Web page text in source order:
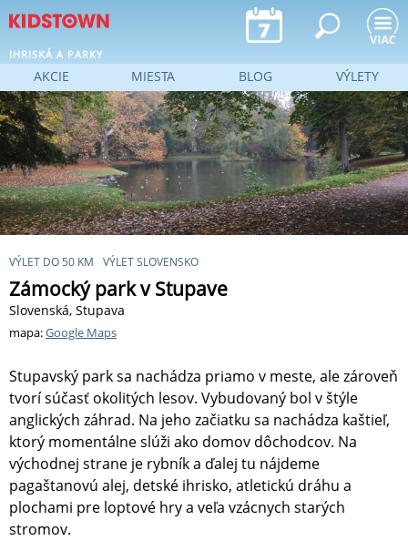
Jump to navigation
IHRISKÁ A PARKY
VÝLET DO 50 KM VÝLET SLOVENSKO
Zámocký park v Stupave
Slovenská, Stupava
mapa:Google Maps
Stupavský park sa nachádza priamo v meste, ale zároveň
tvorí súčasť okolitých lesov. Vybudovaný bol v štýle
anglických záhrad. Na jeho začiatku sa nachádza kaštieľ,
ktorý momentálne slúži ako domov dôchodcov. Na
východnej strane je rybník a ďalej tu nájdeme
pagaštanovú alej, detské ihrisko, atletickú dráhu a
plochami pre loptové hry a veľa vzácnych starých
stromov.
AKCIE MIESTA BLOG VÝLETY